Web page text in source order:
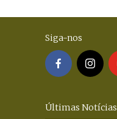
Siga-nos
Últimas Notícias